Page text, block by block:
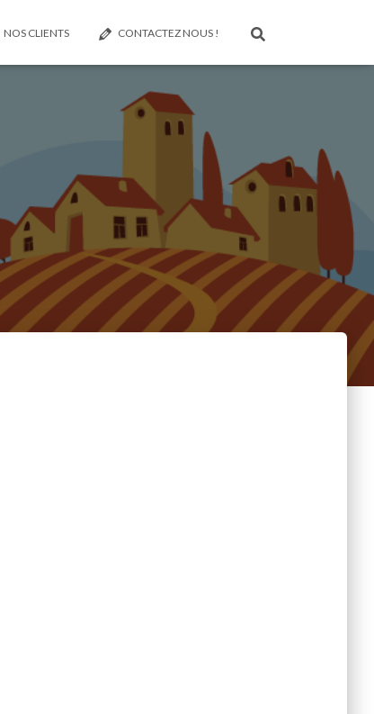
NOS CLIENTS CONTACTEZ NOUS !